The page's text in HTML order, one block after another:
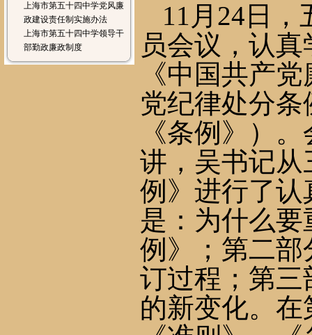
上海市第五十四中学党风廉
政建设责任制实施办法
上海市第五十四中学领导干
部勤政廉政制度
11 月 24 日
员会议，认
《中国共产
党纪律处分条
《条例》）
。
讲，吴书记从
例》 进行了认
是：为什么
例》；第二
订过程；第
的新变化。